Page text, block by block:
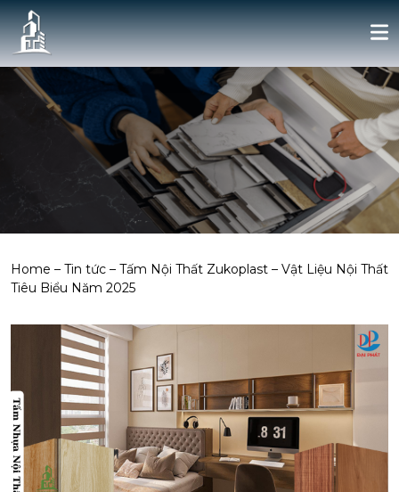
Home – Tin tức – Tấm Nội Thất Zukoplast – Vật Liệu Nội Thất
Tiêu Biểu Năm 2025